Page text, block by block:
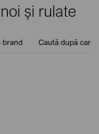
și rulate
brand Caută după